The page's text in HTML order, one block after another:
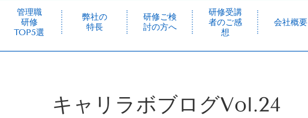
管理職
研修
TOP5選
弊社の
特長
研修ご検
討の方へ
研修受講
者のご感
想
会社概要
キャリラボブログVol.24